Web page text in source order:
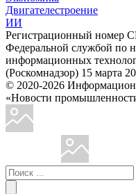
Двигателестроение
ИИ
Регистрационный
Федеральной службой по
информационных
(Роскомнадзор) 15 марта
© 2020-2026
«Новости